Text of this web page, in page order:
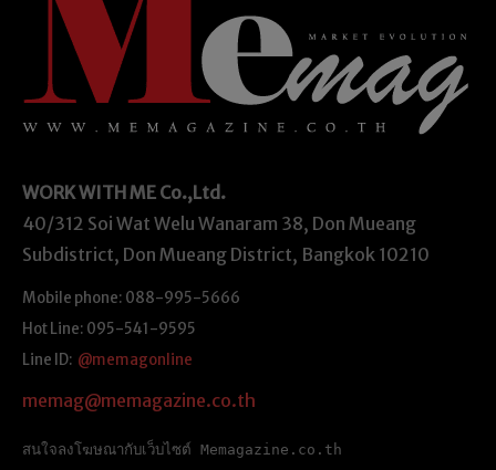
WORK WITH ME Co.,Ltd.
40/312 Soi Wat Welu Wanaram 38, Don Mueang
Subdistrict, Don Mueang District, Bangkok 10210
Mobile phone: 088-995-5666
Hot Line: 095-541-9595
Line ID: @memagonline
memag@memagazine.co.th
สนใจลงโฆษณากับเว็บไซต์ Memagazine.co.th